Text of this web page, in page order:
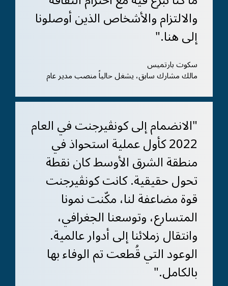
والالتزام والأشخاص الذين أوصلونا
إلى هنا."
سكوت بارتميس
مالك مشارك سابق، يشغل حالياً منصب مدير عام
"الانضمام إلى كونڤيرجنت في العام
2022 كأول عملية استحواذ في
منطقة الشرق الأوسط كان نقطة
تحول حقيقية. كانت كونڤيرجنت
قوة مضاعفة لنا، مكّنت نمونا
المتسارع، وتوسعنا الجغرافي،
وانتقال زملائنا إلى أدوار عالمية.
الوعود التي قُطعت تم الوفاء بها
بالكامل."